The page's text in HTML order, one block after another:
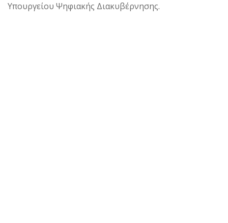
Υπουργείου Ψηφιακής Διακυβέρνησης.